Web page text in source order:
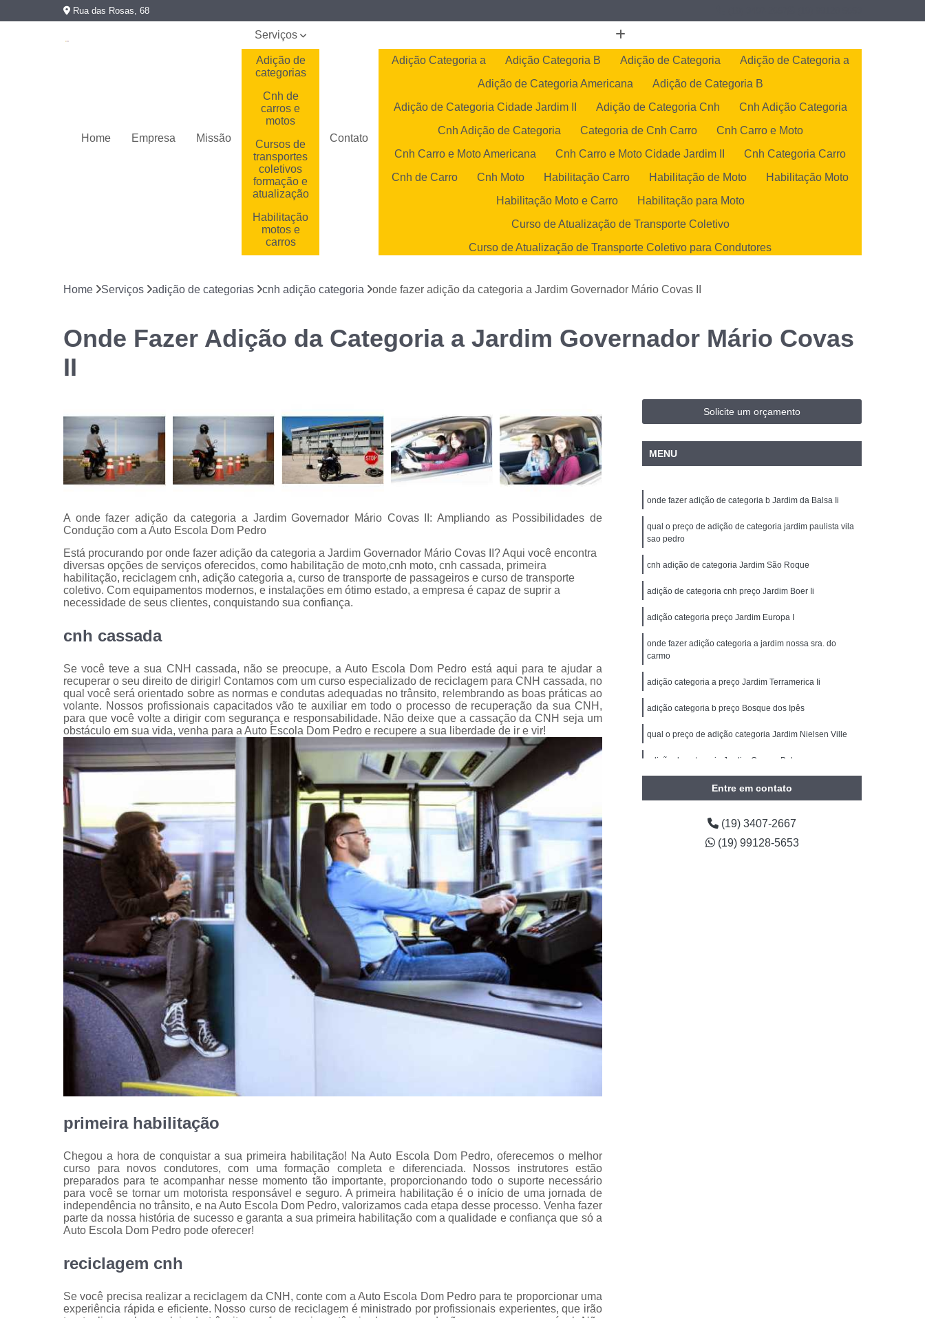
Rua das Rosas, 68
Home Empresa Missão
Serviços
Adição de
categorias
Cnh de
carros e
motos
Cursos de
transportes
coletivos
formação e
atualização
Habilitação
motos e
carros
Reciclagem
de cnh
Contato
Adição Categoria a Adição Categoria B Adição de Categoria
Adição de Categoria a
Adição de Categoria Americana
Adição de Categoria B
Adição de Categoria Cidade Jardim II
Adição de Categoria Cnh
Cnh Adição Categoria
Cnh Adição de Categoria
Categoria de Cnh Carro
Cnh Carro e Moto
Cnh Carro e Moto Americana
Cnh Carro e Moto Cidade Jardim II
Cnh Categoria Carro
Cnh de Carro
Cnh Moto Habilitação Carro Habilitação de Moto
Habilitação Moto
Habilitação Moto e Carro
Habilitação para Moto
Curso de Atualização de Transporte Coletivo
Curso de Atualização de Transporte Coletivo para Condutores
Curso de Atualização Transporte Coletivo para Condutores
Curso de Formação de Transporte Coletivo para Condutores
Curso de Transporte Coletivo
Carta de Carro e Moto
Carteira de Carro e Moto
Carteira de Moto e Carro
Carteira Moto e Carro
Cnh Carros e Motos
Habilitação Carro e Moto
Habilitação Carro e Moto Cidade Jardim II
Habilitação Carro Moto
Carteira de Habilitação Cassada e Vencida
Cnh Cassada
Cnh Cassada Americana
Cnh Cassada e Vencida
Cnh Cassada Reabilitação
Habilitação Cassada
Habilitação Cassada e Vencida
Cnh Primeira Habilitação
Primeira Carteira de Motorista
Primeira Habilitação B
Primeira Habilitação Carro Americana
Primeira Habilitação Carro Cidade Jardim II
Primeira Habilitação Categoria a
Primeira Habilitação Categoria B
Primeira Habilitação de Moto
Primeira Habilitação Moto
Cnh Reciclagem
Reciclagem Carteira de Motorista
Reciclagem Cnh
Reciclagem Cnh Americana
Reciclagem Cnh Cassada
Reciclagem Cnh Cidade Jardim II
Reciclagem da Carteira de Motorista
Reciclagem da Cnh
Reciclagem de Carteira de Motorista
Home Serviços adição de categorias cnh adição categoria onde fazer adição da categoria a Jardim Governador Mário Covas II
Onde Fazer Adição da Categoria a Jardim Governador Mário Covas
II
A onde fazer adição da categoria a Jardim Governador Mário Covas II: Ampliando as Possibilidades de
Condução com a Auto Escola Dom Pedro
Está procurando por onde fazer adição da categoria a Jardim Governador Mário Covas II? Aqui você encontra
diversas opções de serviços oferecidos, como habilitação de moto,cnh moto, cnh cassada, primeira
habilitação, reciclagem cnh, adição categoria a, curso de transporte de passageiros e curso de transporte
coletivo. Com equipamentos modernos, e instalações em ótimo estado, a empresa é capaz de suprir a
necessidade de seus clientes, conquistando sua confiança.
cnh cassada
Se você teve a sua CNH cassada, não se preocupe, a Auto Escola Dom Pedro está aqui para te ajudar a
recuperar o seu direito de dirigir! Contamos com um curso especializado de reciclagem para CNH cassada, no
qual você será orientado sobre as normas e condutas adequadas no trânsito, relembrando as boas práticas ao
volante. Nossos profissionais capacitados vão te auxiliar em todo o processo de recuperação da sua CNH,
para que você volte a dirigir com segurança e responsabilidade. Não deixe que a cassação da CNH seja um
obstáculo em sua vida, venha para a Auto Escola Dom Pedro e recupere a sua liberdade de ir e vir!
primeira habilitação
Chegou a hora de conquistar a sua primeira habilitação! Na Auto Escola Dom Pedro, oferecemos o melhor
curso para novos condutores, com uma formação completa e diferenciada. Nossos instrutores estão
preparados para te acompanhar nesse momento tão importante, proporcionando todo o suporte necessário
para você se tornar um motorista responsável e seguro. A primeira habilitação é o início de uma jornada de
independência no trânsito, e na Auto Escola Dom Pedro, valorizamos cada etapa desse processo. Venha fazer
parte da nossa história de sucesso e garanta a sua primeira habilitação com a qualidade e confiança que só a
Auto Escola Dom Pedro pode oferecer!
reciclagem cnh
Se você precisa realizar a reciclagem da CNH, conte com a Auto Escola Dom Pedro para te proporcionar uma
experiência rápida e eficiente. Nosso curso de reciclagem é ministrado por profissionais experientes, que irão
Solicite um orçamento
MENU
onde fazer adição de categoria b Jardim da Balsa Ii
qual o preço de adição de categoria jardim paulista vila
sao pedro
cnh adição de categoria Jardim São Roque
adição de categoria cnh preço Jardim Boer Ii
adição categoria preço Jardim Europa I
onde fazer adição categoria a jardim nossa sra. do
carmo
adição categoria a preço Jardim Terramerica Ii
adição categoria b preço Bosque dos Ipês
qual o preço de adição categoria Jardim Nielsen Ville
adição de categoria Jardim Campo Belo
Entre em contato
(19) 3407-2667
(19) 99128-5653